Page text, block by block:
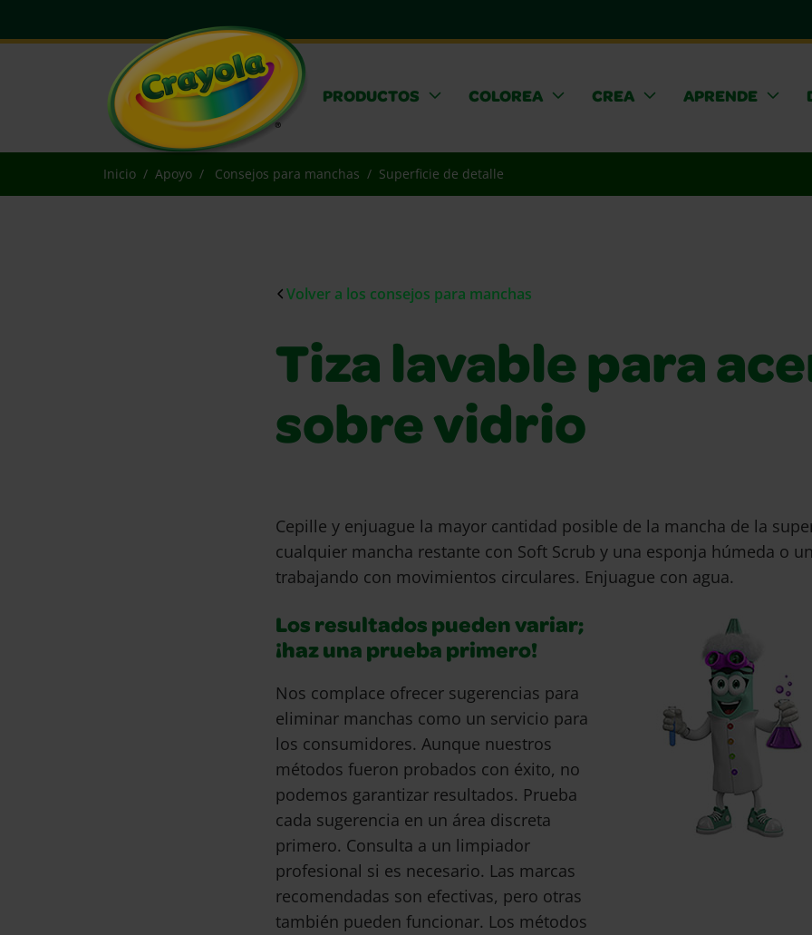
PRODUCTOS COLOREA CREA APRENDE
Inicio Apoyo Consejos para manchas Superficie de detalle
Volver a los consejos para manchas
Tiza lavable para
sobre vidrio
Cepille y enjuague la mayor cantidad posible de la mancha de la
cualquier mancha restante con Soft Scrub y una esponja húmeda o
trabajando con movimientos circulares. Enjuague con agua.
Los resultados pueden variar;
¡haz una prueba primero!
Nos complace ofrecer sugerencias para
eliminar manchas como un servicio para
los consumidores. Aunque nuestros
métodos fueron probados con éxito, no
podemos garantizar resultados. Prueba
cada sugerencia en un área discreta
primero. Consulta a un limpiador
profesional si es necesario. Las marcas
recomendadas son efectivas, pero otras
también pueden funcionar. Los métodos